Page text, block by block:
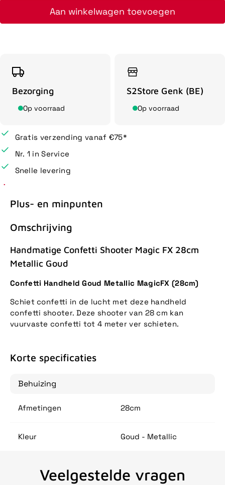
Aan winkelwagen toevoegen
Bezorging
Op voorraad
S2Store Genk (BE)
Op voorraad
Gratis verzending vanaf €75*
Nr. 1 in Service
Snelle levering
Plus- en minpunten
Omschrijving
Handmatige Confetti Shooter Magic FX 28cm
Metallic Goud
Confetti Handheld Goud Metallic MagicFX (28cm)
Schiet confetti in de lucht met deze handheld
confetti shooter. Deze shooter van 28 cm kan
vuurvaste confetti tot 4 meter ver schieten.
Korte specificaties
Behuizing
Afmetingen 28cm
Kleur Goud - Metallic
Veelgestelde vragen